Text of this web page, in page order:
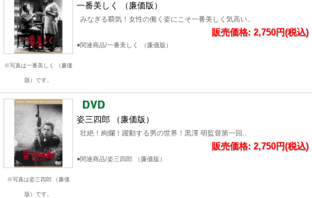
※写真は一番美しく （廉価
版）です。
一番美しく （廉価版）
みなぎる覇気！女性の働く姿にこそ一番美しく気高い..
販売価格: 2,750円(税込)
●関連商品/一番美しく （廉価版）
※写真は姿三四郎 （廉価
版）です。
姿三四郎 （廉価版）
壮絶！絢爛！躍動する男の世界！黒澤 明監督第一回..
販売価格: 2,750円(税込)
●関連商品/姿三四郎 （廉価版）